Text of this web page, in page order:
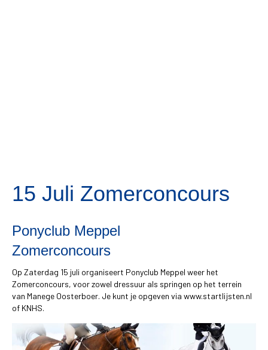
15 Juli Zomerconcours
Ponyclub Meppel
Zomerconcours
Op Zaterdag 15 juli organiseert Ponyclub Meppel weer het
Zomerconcours, voor zowel dressuur als springen op het terrein
van Manege Oosterboer. Je kunt je opgeven via www.startlijsten.nl
of KNHS.